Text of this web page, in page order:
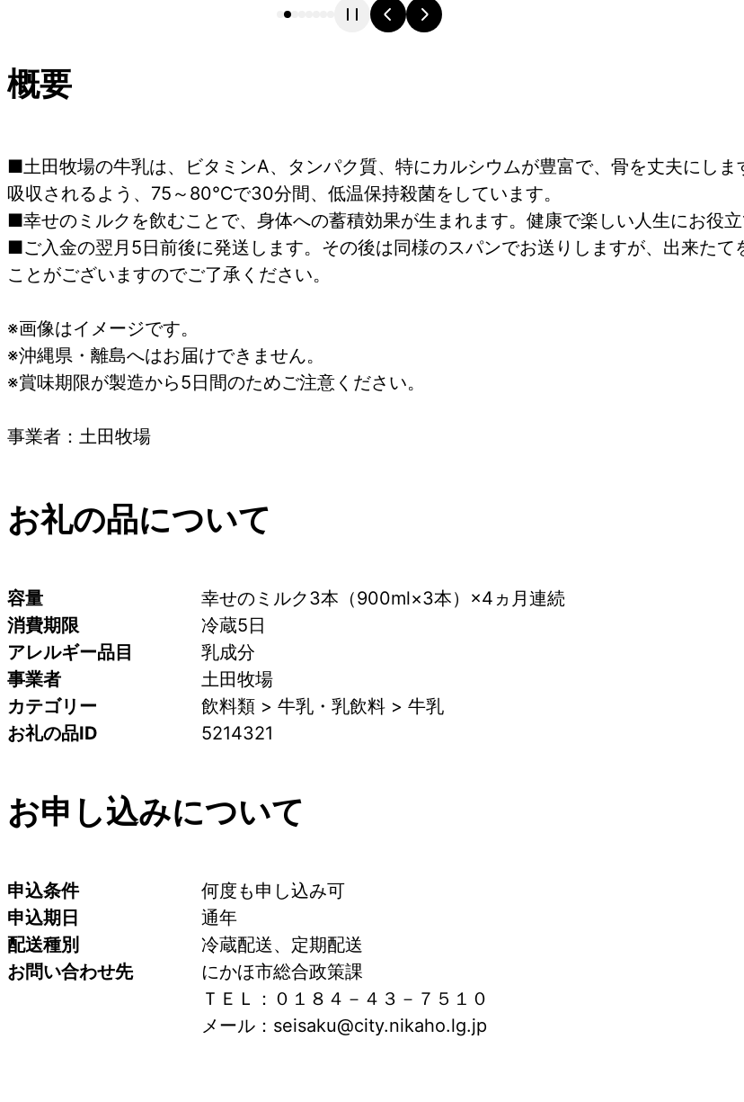
概要
■土田牧場の牛乳は、ビタミンA、タンパク質、特にカルシウムが豊富で、骨を丈夫にし
吸収されるよう、75～80℃で30分間、低温保持殺菌をしています。
■幸せのミルクを飲むことで、身体への蓄積効果が生まれます。健康で楽しい人生にお役立
■ご入金の翌月5日前後に発送します。その後は同様のスパンでお送りしますが、出来たて
ことがございますのでご了承ください。
※画像はイメージです。
※沖縄県・離島へはお届けできません。
※賞味期限が製造から5日間のためご注意ください。
事業者：土田牧場
お礼の品について
容量
幸せのミルク3本（900ml×3本）×4ヵ月連続
消費期限
冷蔵5日
アレルギー品目
乳成分
事業者
土田牧場
カテゴリー
飲料類 > 牛乳・乳飲料 > 牛乳
お礼の品ID
5214321
お申し込みについて
申込条件
何度も申し込み可
申込期日
通年
配送種別
冷蔵配送、定期配送
お問い合わせ先
にかほ市総合政策課
ＴＥＬ：０１８４－４３－７５１０
メール：seisaku@city.nikaho.lg.jp